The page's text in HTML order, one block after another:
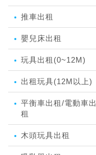
推車出租
嬰兒床出租
玩具出租(0~12M)
出租玩具(12M以上)
平衡車出租/電動車出
租
木頭玩具出租